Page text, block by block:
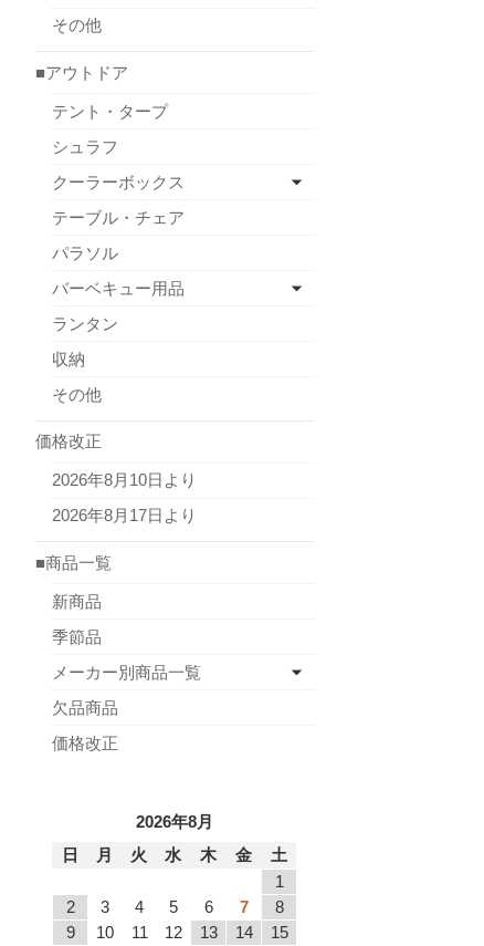
その他
■アウトドア
テント・タープ
シュラフ
クーラーボックス
テーブル・チェア
パラソル
バーベキュー用品
ランタン
収納
その他
価格改正
2026年8月10日より
2026年8月17日より
■商品一覧
新商品
季節品
メーカー別商品一覧
欠品商品
価格改正
2026年8月
日
月 火 水 木 金
土
1
2
3 4 5 6 7
8
9
10 11 12 13 14
15